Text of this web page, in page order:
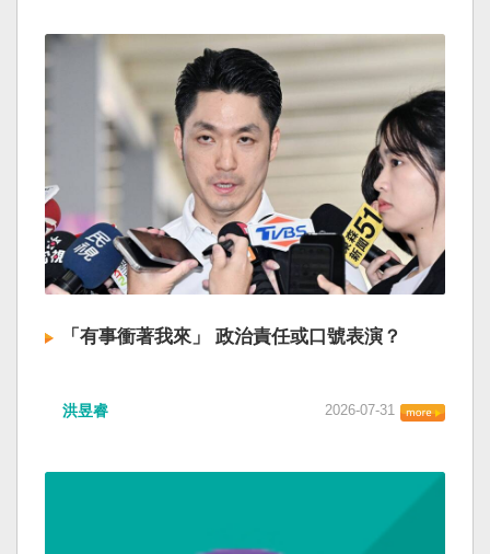
「有事衝著我來」 政治責任或口號表演？
洪昱睿 2026-07-31